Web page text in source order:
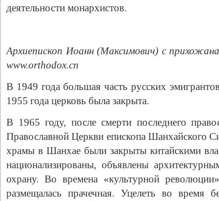
деятельности монархистов.
Архиепископ Иоанн (Максимович) с
www.orthodox.cn
В 1949 года большая часть русских
1955 года церковь была закрыта.
В 1965 году, после смерти последнего
Православной Церкви епископа Шанхайского
храмы в Шанхае были закрыты китайскими
национализированы, объявлены
охрану. Во времена «культурной
размещалась прачечная. Уцелеть во время